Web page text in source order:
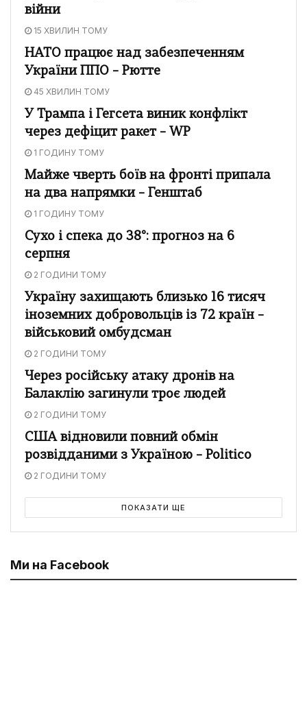
війни
15 ХВИЛИН ТОМУ
НАТО працює над забезпеченням
України ППО – Рютте
45 ХВИЛИН ТОМУ
У Трампа і Гегсета виник конфлікт
через дефіцит ракет – WP
1 ГОДИНУ ТОМУ
Майже чверть боїв на фронті припала
на два напрямки – Генштаб
1 ГОДИНУ ТОМУ
Сухо і спека до 38°: прогноз на 6
серпня
2 ГОДИНИ ТОМУ
Україну захищають близько 16 тисяч
іноземних добровольців із 72 країн –
військовий омбудсман
2 ГОДИНИ ТОМУ
Через російську атаку дронів на
Балаклію загинули троє людей
2 ГОДИНИ ТОМУ
США відновили повний обмін
розвідданими з Україною – Politico
2 ГОДИНИ ТОМУ
ПОКАЗАТИ ЩЕ
Ми на Facebook